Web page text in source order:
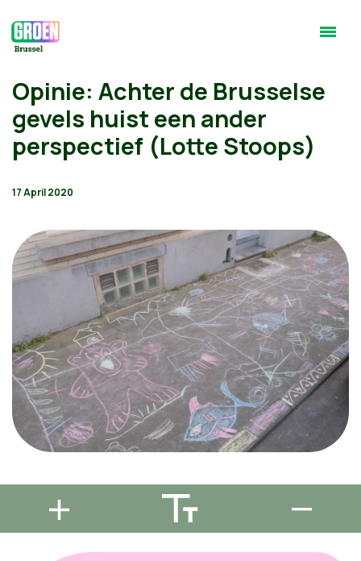
Opinie: Achter de Brusselse
gevels huist een ander
perspectief (Lotte Stoops)
17 April 2020